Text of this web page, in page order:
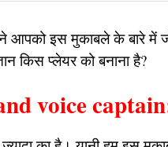
आपको इस मुकाबले के बारे में
किस प्लेयर को बनाना है?
voice